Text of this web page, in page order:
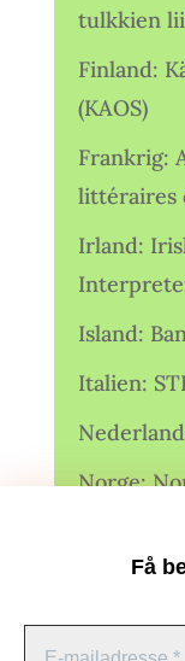
Få
tulkkien
Finland:
(KAOS)
Frankrig:
littéraires
Irland:
Island:
Italien:
Norge:
Norge:
Polen: